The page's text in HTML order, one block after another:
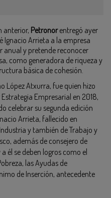
anterior, Petronorentregó ayer
Ignacio Arrieta a la empresa
anual y pretende reconocer
como generadora de riqueza y
básica de cohesión.
López Atxurra, fue quien hizo
Empresarial en 2018,
celebrar su segunda edición
Arrieta, fallecido en
y también de Trabajo y
además de consejero de
él se deben logros como el
las Ayudas de
de Inserción, antecedente